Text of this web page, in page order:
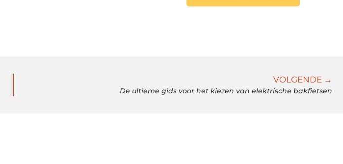
VOLGENDE →
De ultieme gids voor het kiezen van elektrische bakfietsen